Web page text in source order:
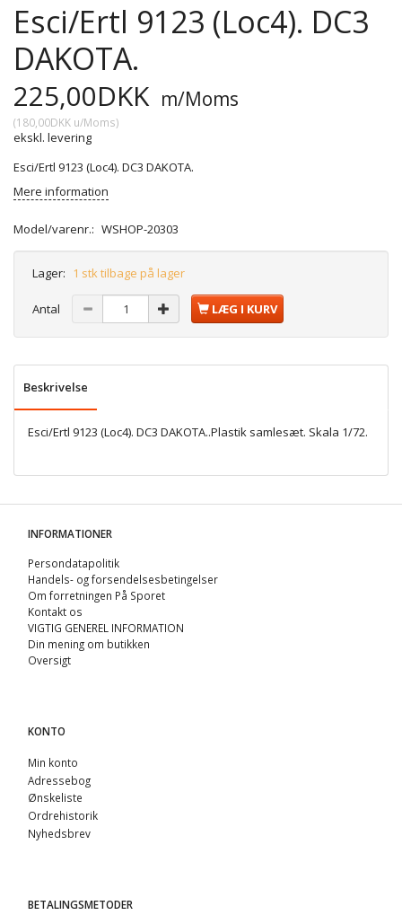
Esci/Ertl 9123 (Loc4). DC3
DAKOTA.
225,00DKK m/Moms
(180,00DKK u/Moms)
ekskl. levering
Esci/Ertl 9123 (Loc4). DC3 DAKOTA.
Mere information
Model/varenr.: WSHOP-20303
Lager: 1 stk tilbage på lager
Antal LÆG I KURV
Beskrivelse
Esci/Ertl 9123 (Loc4). DC3 DAKOTA..Plastik samlesæt. Skala 1/72.
INFORMATIONER
Persondatapolitik
Handels- og forsendelsesbetingelser
Om forretningen På Sporet
Kontakt os
VIGTIG GENEREL INFORMATION
Din mening om butikken
Oversigt
KONTO
Min konto
Adressebog
Ønskeliste
Ordrehistorik
Nyhedsbrev
BETALINGSMETODER